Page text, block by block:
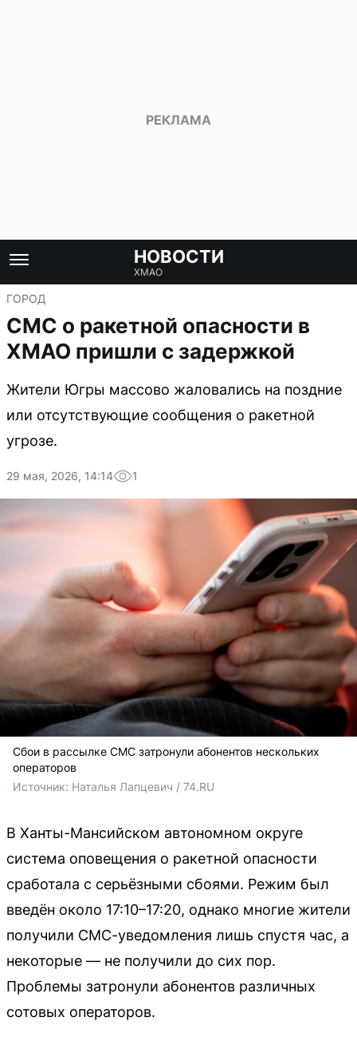
НОВОСТИ
ХМАО
ГОРОД
СМС о ракетной опасности в
ХМАО пришли с задержкой
Жители Югры массово жаловались на поздние
или отсутствующие сообщения о ракетной
угрозе.
29 мая, 2026, 14:14 1
Сбои в рассылке СМС затронули абонентов нескольких
операторов
Источник: Наталья Лапцевич / 74.RU
В Ханты-Мансийском автономном округе
система оповещения о ракетной опасности
сработала с серьёзными сбоями. Режим был
введён около 17:10–17:20, однако многие жители
получили СМС-уведомления лишь спустя час, а
некоторые — не получили до сих пор.
Проблемы затронули абонентов различных
сотовых операторов.